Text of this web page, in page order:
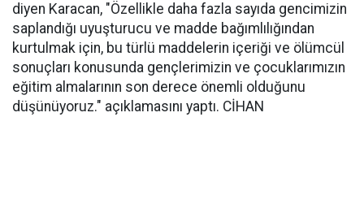
diyen Karacan, "Özellikle daha fazla sayıda gencimizin
saplandığı uyuşturucu ve madde bağımlılığından
kurtulmak için, bu türlü maddelerin içeriği ve ölümcül
sonuçları konusunda gençlerimizin ve çocuklarımızın
eğitim almalarının son derece önemli olduğunu
düşünüyoruz." açıklamasını yaptı. CİHAN